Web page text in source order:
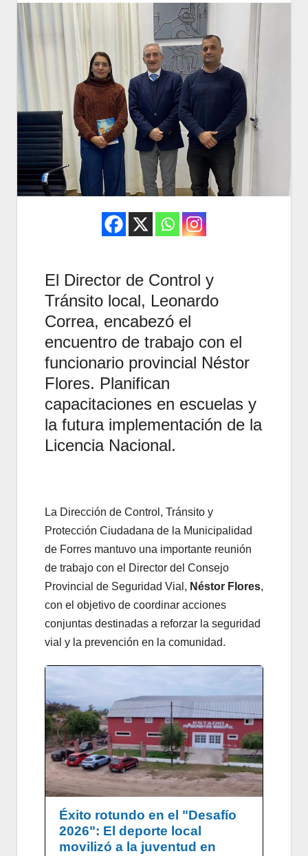
El Director de Control y
Tránsito local, Leonardo
Correa, encabezó el
encuentro de trabajo con el
funcionario provincial Néstor
Flores. Planifican
capacitaciones en escuelas y
la futura implementación de la
Licencia Nacional.
La Dirección de Control, Tránsito y
Protección Ciudadana de la Municipalidad
de Forres mantuvo una importante reunión
de trabajo con el Director del Consejo
Provincial de Seguridad Vial, Néstor Flores,
con el objetivo de coordinar acciones
conjuntas destinadas a reforzar la seguridad
vial y la prevención en la comunidad.
Éxito rotundo en el "Desafío
2026": El deporte local
movilizó a la juventud en